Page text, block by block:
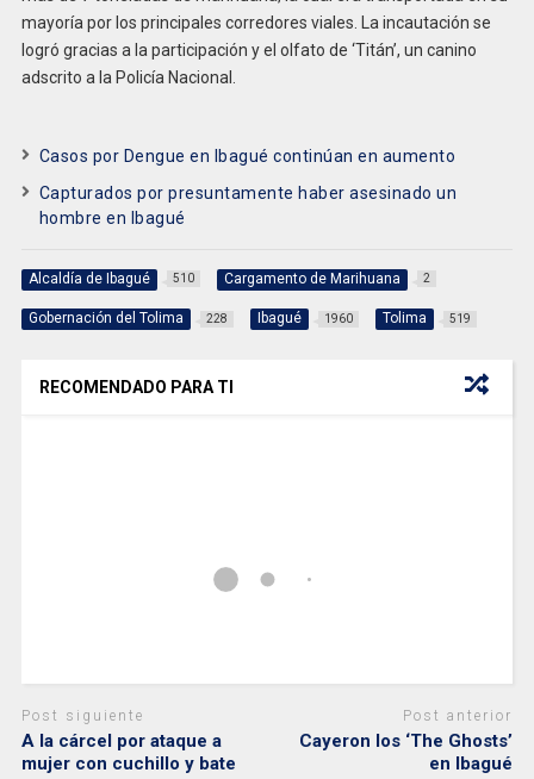
mayoría por los principales corredores viales. La incautación se
logró gracias a la participación y el olfato de ‘Titán’, un canino
adscrito a la Policía Nacional.
Casos por Dengue en Ibagué continúan en aumento
Capturados por presuntamente haber asesinado un
hombre en Ibagué
Alcaldía de Ibagué 510 Cargamento de Marihuana 2
Gobernación del Tolima 228 Ibagué 1960 Tolima 519
RECOMENDADO PARA TI
Post siguiente
A la cárcel por ataque a
mujer con cuchillo y bate
Post anterior
Cayeron los ‘The Ghosts’
en Ibagué